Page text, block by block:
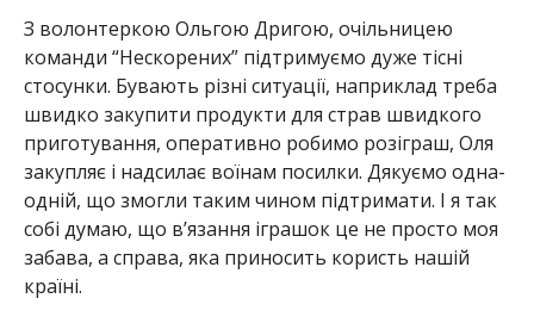
З волонтеркою Ольгою Дригою, очільницею
команди “Нескорених” підтримуємо дуже тісні
стосунки. Бувають різні ситуації, наприклад треба
швидко закупити продукти для страв швидкого
приготування, оперативно робимо розіграш, Оля
закупляє і надсилає воїнам посилки. Дякуємо одна-
одній, що змогли таким чином підтримати. І я так
собі думаю, що в’язання іграшок це не просто моя
забава, а справа, яка приносить користь нашій
країні.